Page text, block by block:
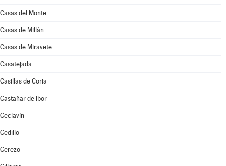
Casas del Monte
Casas de Millán
Casas de Miravete
Casatejada
Casillas de Coria
Castañar de Ibor
Ceclavín
Cedillo
Cerezo